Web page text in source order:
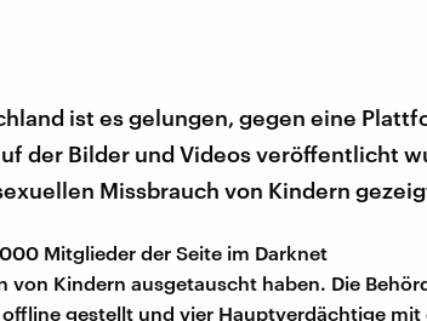
ist es gelungen, gegen eine
der Bilder und Videos veröffentlicht
Missbrauch von Kindern
Mitglieder der Seite im Darknet
von Kindern ausgetauscht haben. Die
gestellt und vier Hauptverdächtige mit